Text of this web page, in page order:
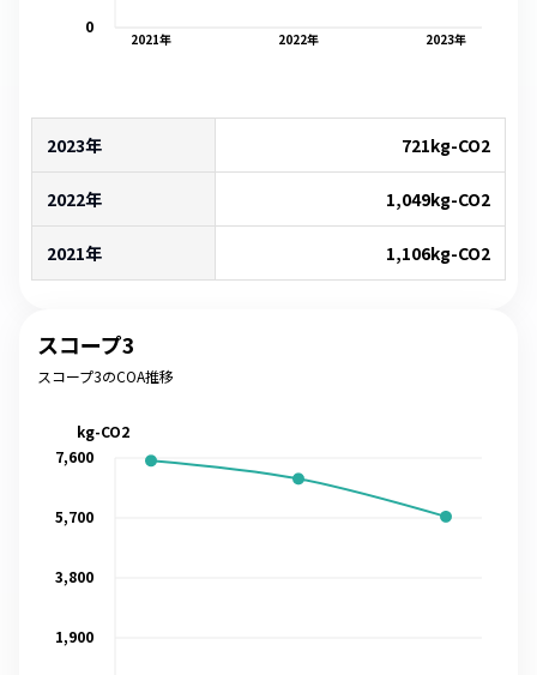
2021年 2022年 2023年
0
2023年 721kg-CO2
2022年 1,049kg-CO2
2021年 1,106kg-CO2
スコープ3
スコープ3のCOA推移
1,900
3,800
5,700
7,600
kg-CO2